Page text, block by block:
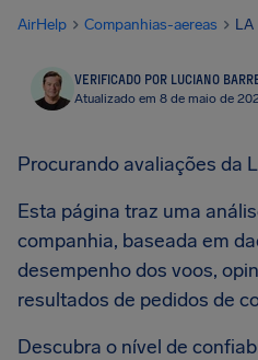
AirHelp Companhias-aereas LA
VERIFICADO POR LUCIANO
Atualizado em 8 de maio de
Procurando avaliações da
Esta página traz uma
companhia, baseada em
desempenho dos voos,
resultados de pedidos de
Descubra o nível de